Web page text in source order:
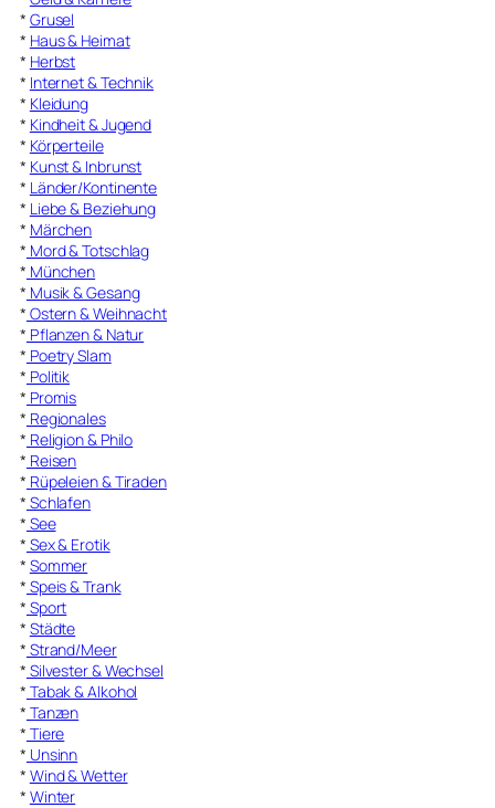
* Grusel
* Haus & Heimat
* Herbst
* Internet & Technik
* Kleidung
* Kindheit & Jugend
* Körperteile
* Kunst & Inbrunst
* Länder/Kontinente
* Liebe & Beziehung
* Märchen
* Mord & Totschlag
* München
* Musik & Gesang
* Ostern & Weihnacht
* Pflanzen & Natur
* Poetry Slam
* Politik
* Promis
* Regionales
* Religion & Philo
* Reisen
* Rüpeleien & Tiraden
* Schlafen
* See
* Sex & Erotik
* Sommer
* Speis & Trank
* Sport
* Städte
* Strand/Meer
* Silvester & Wechsel
* Tabak & Alkohol
* Tanzen
* Tiere
* Unsinn
* Wind & Wetter
* Winter